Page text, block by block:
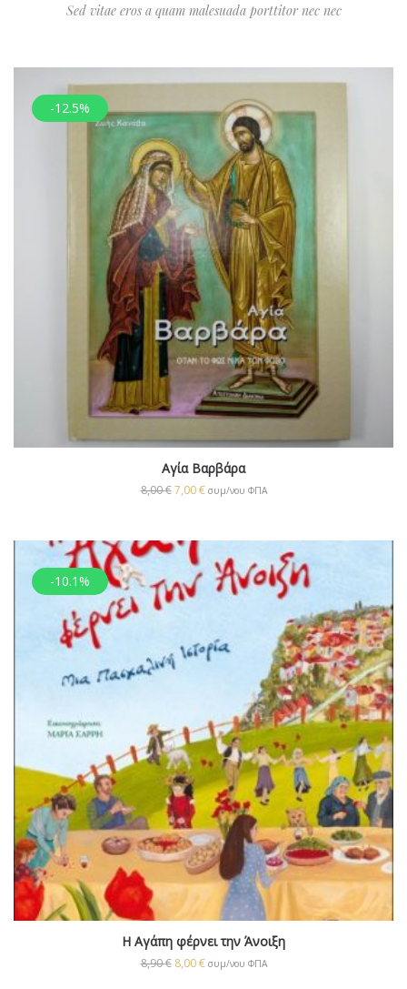
Sed vitae eros a quam malesuada porttitor nec nec
-12.5%
Αγία Βαρβάρα
8,00€ 7,00€ συμ/νου ΦΠΑ
-10.1%
Η Αγάπη φέρνει την Άνοιξη
8,90€ 8,00€ συμ/νου ΦΠΑ